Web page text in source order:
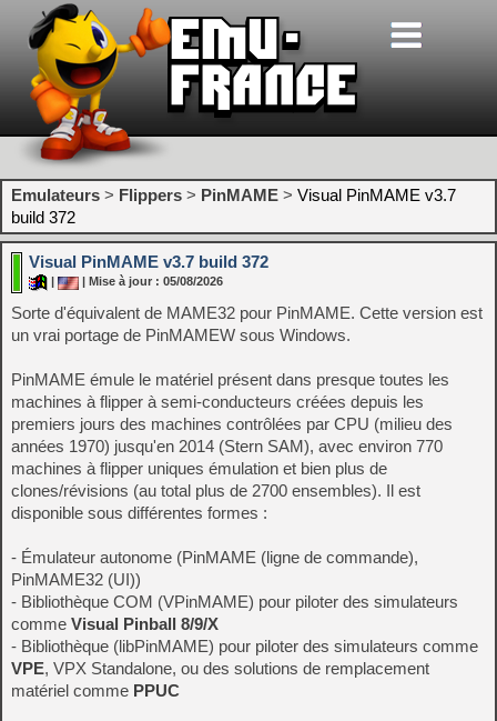
Emulateurs > Flippers > PinMAME > Visual PinMAME v3.7
build 372
Visual PinMAME v3.7 build 372
| Mise à jour : 05/08/2026
Sorte d'équivalent de MAME32 pour PinMAME. Cette version est
un vrai portage de PinMAMEW sous Windows.
PinMAME émule le matériel présent dans presque toutes les
machines à flipper à semi-conducteurs créées depuis les
premiers jours des machines contrôlées par CPU (milieu des
années 1970) jusqu'en 2014 (Stern SAM), avec environ 770
machines à flipper uniques émulation et bien plus de
clones/révisions (au total plus de 2700 ensembles). Il est
disponible sous différentes formes :
- Émulateur autonome (PinMAME (ligne de commande),
PinMAME32 (UI))
- Bibliothèque COM (VPinMAME) pour piloter des simulateurs
comme Visual Pinball 8/9/X
- Bibliothèque (libPinMAME) pour piloter des simulateurs comme
VPE, VPX Standalone, ou des solutions de remplacement
matériel comme PPUC